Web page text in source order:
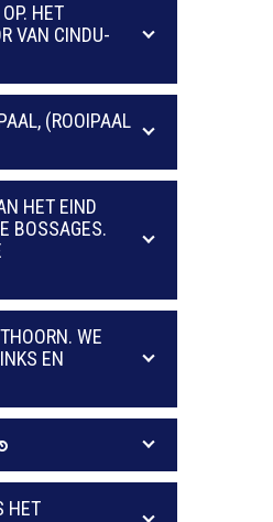
HET
VAN CINDU-
(ROOIPAAL
HET EIND
BOSSAGES.
WE
EN
HET